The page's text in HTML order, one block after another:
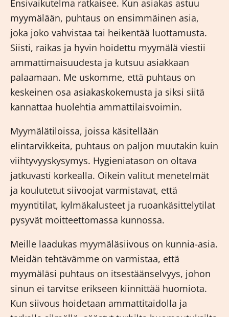
Ensivaikutelma ratkaisee. Kun asiakas astuu
myymälään, puhtaus on ensimmäinen asia,
joka joko vahvistaa tai heikentää luottamusta.
Siisti, raikas ja hyvin hoidettu myymälä viestii
ammattimaisuudesta ja kutsuu asiakkaan
palaamaan. Me uskomme, että puhtaus on
keskeinen osa asiakaskokemusta ja siksi siitä
kannattaa huolehtia ammattilaisvoimin.
Myymälätiloissa, joissa käsitellään
elintarvikkeita, puhtaus on paljon muutakin kuin
viihtyvyyskysymys. Hygieniatason on oltava
jatkuvasti korkealla. Oikein valitut menetelmät
ja koulutetut siivoojat varmistavat, että
myyntitilat, kylmäkalusteet ja ruoankäsittelytilat
pysyvät moitteettomassa kunnossa.
Meille laadukas myymäläsiivous on kunnia-asia.
Meidän tehtävämme on varmistaa, että
myymäläsi puhtaus on itsestäänselvyys, johon
sinun ei tarvitse erikseen kiinnittää huomiota.
Kun siivous hoidetaan ammattitaidolla ja